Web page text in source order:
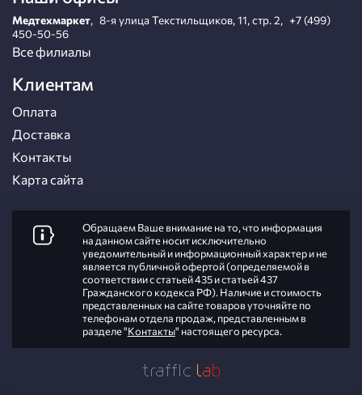
Медтехмаркет, 8-я улица Текстильщиков, 11, стр. 2, +7 (499)
450-50-56
Все филиалы
Клиентам
Оплата
Доставка
Контакты
Карта сайта
Обращаем Ваше внимание на то, что информация
на данном сайте носит исключительно
уведомительный и информационный характер и не
является публичной офертой (определяемой в
соответствии с статьей 435 и статьей 437
Гражданского кодекса РФ). Наличие и стоимость
представленных на сайте товаров уточняйте по
телефонам отдела продаж, представленным в
разделе "Контакты" настоящего ресурса.